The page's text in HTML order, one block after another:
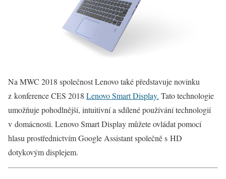
Na MWC 2018 společnost Lenovo také představuje novinku
z konference CES 2018 Lenovo Smart Display. Tato technologie
umožňuje pohodlnější, intuitivní a sdílené používání technologií
v domácnosti. Lenovo Smart Display můžete ovládat pomocí
hlasu prostřednictvím Google Assistant společně s HD
dotykovým displejem.